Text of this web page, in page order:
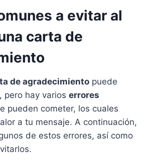
a evitar al
carta de
de agradecimiento puede
pero hay varios errores
pueden cometer, los cuales
a tu mensaje. A continuación,
de estos errores, así como